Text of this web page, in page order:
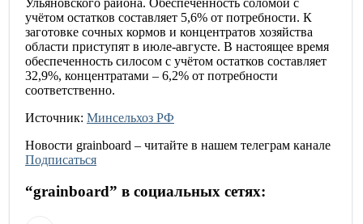
Ульяновского района. Обеспеченность соломой с
учётом остатков составляет 5,6% от потребности. К
заготовке сочных кормов и концентратов хозяйства
области приступят в июле-августе. В настоящее время
обеспеченность силосом с учётом остатков составляет
32,9%, концентратами – 6,2% от потребности
соответственно.
Источник: Минсельхоз РФ
Новости grainboard – читайте в нашем телеграм канале
Подписаться
“grainboard” в социальных сетях: